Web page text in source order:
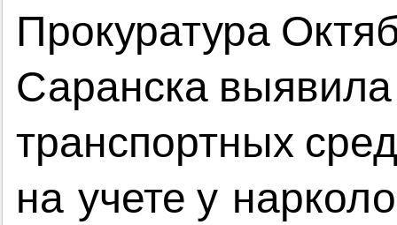
Прокуратура
Саранска
транспортных
на учете у